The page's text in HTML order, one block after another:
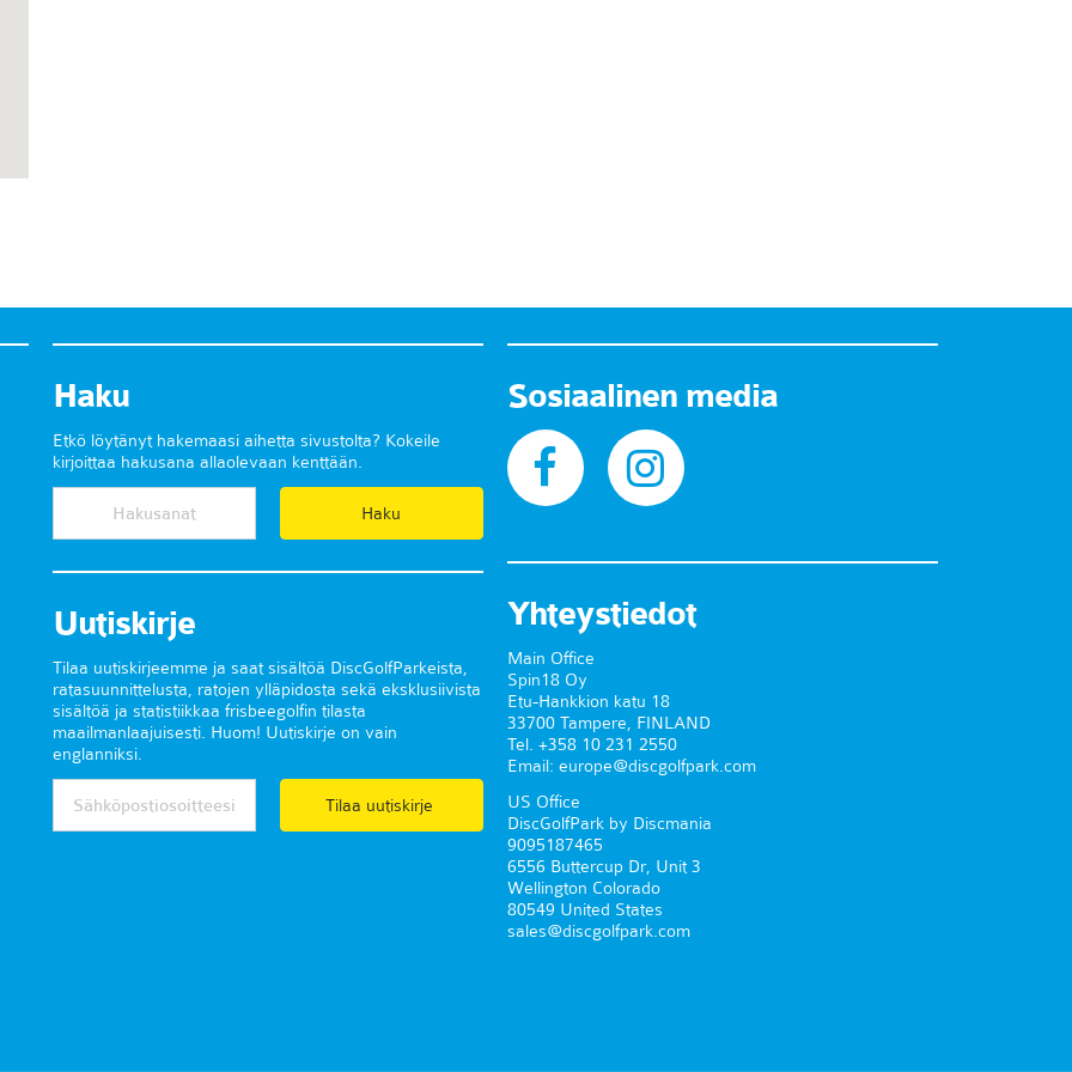
Haku
Etkö löytänyt hakemaasi aihetta sivustolta? Kokeile
kirjoittaa hakusana allaolevaan kenttään.
Uutiskirje
Tilaa uutiskirjeemme ja saat sisältöä DiscGolfParkeista,
ratasuunnittelusta, ratojen ylläpidosta sekä eksklusiivista
sisältöä ja statistiikkaa frisbeegolfin tilasta
maailmanlaajuisesti. Huom! Uutiskirje on vain
englanniksi.
Tilaa uutiskirje
Sosiaalinen media
Yhteystiedot
Main Office
Spin18 Oy
Etu-Hankkion katu 18
33700 Tampere, FINLAND
Tel. +358 10 231 2550
Email: europe@discgolfpark.com
US Office
DiscGolfPark by Discmania
9095187465
6556 Buttercup Dr, Unit 3
Wellington Colorado
80549 United States
sales@discgolfpark.com